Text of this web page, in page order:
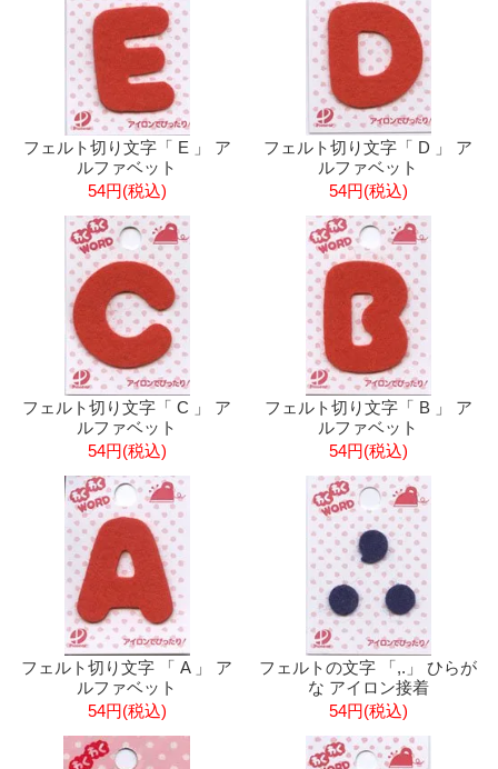
フェルト切り文字「 E 」 ア
ルファベット
54円(税込)
フェルト切り文字「 D 」 ア
ルファベット
54円(税込)
フェルト切り文字「 C 」 ア
ルファベット
54円(税込)
フェルト切り文字「 B 」 ア
ルファベット
54円(税込)
フェルト切り文字 「 A 」 ア
ルファベット
54円(税込)
フェルトの文字 「,.」 ひらが
な アイロン接着
54円(税込)